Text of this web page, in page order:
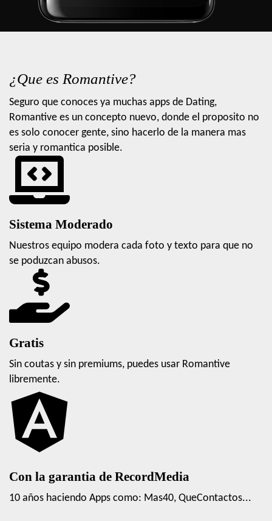
¿Que es Romantive?
Seguro que conoces ya muchas apps de Dating,
Romantive es un concepto nuevo, donde el proposito no
es solo conocer gente, sino hacerlo de la manera mas
seria y romantica posible.
Sistema Moderado
Nuestros equipo modera cada foto y texto para que no
se poduzcan abusos.
Gratis
Sin coutas y sin premiums, puedes usar Romantive
libremente.
Con la garantia de RecordMedia
10 años haciendo Apps como: Mas40, QueContactos...